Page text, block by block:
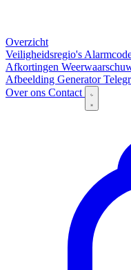
Overzicht
Veiligheidsregio's
Afkortingen
Afbeelding Generator
Over ons Contact